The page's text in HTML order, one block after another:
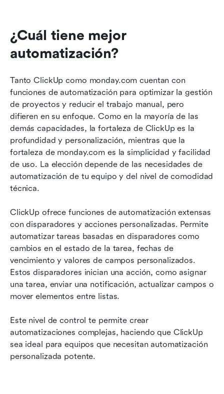
¿Cuál tiene mejor
automatización?
Tanto ClickUp como monday.com cuentan con
funciones de automatización para optimizar la gestión
de proyectos y reducir el trabajo manual, pero
difieren en su enfoque. Como en la mayoría de las
demás capacidades, la fortaleza de ClickUp es la
profundidad y personalización, mientras que la
fortaleza de monday.com es la simplicidad y facilidad
de uso. La elección depende de las necesidades de
automatización de tu equipo y del nivel de comodidad
técnica.
ClickUp ofrece funciones de automatización extensas
con disparadores y acciones personalizadas. Permite
automatizar tareas basadas en disparadores como
cambios en el estado de la tarea, fechas de
vencimiento y valores de campos personalizados.
Estos disparadores inician una acción, como asignar
una tarea, enviar una notificación, actualizar campos o
mover elementos entre listas.
Este nivel de control te permite crear
automatizaciones complejas, haciendo que ClickUp
sea ideal para equipos que necesitan automatización
personalizada potente.